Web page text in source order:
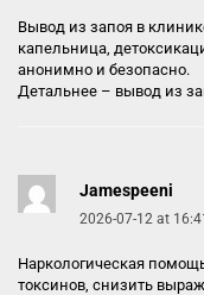
Вывод из запоя в
капельница,
анонимно и безопасно.
Детальнее – вывод из
Jamespeeni
2026-07-12 at
Наркологическая
токсинов, снизить